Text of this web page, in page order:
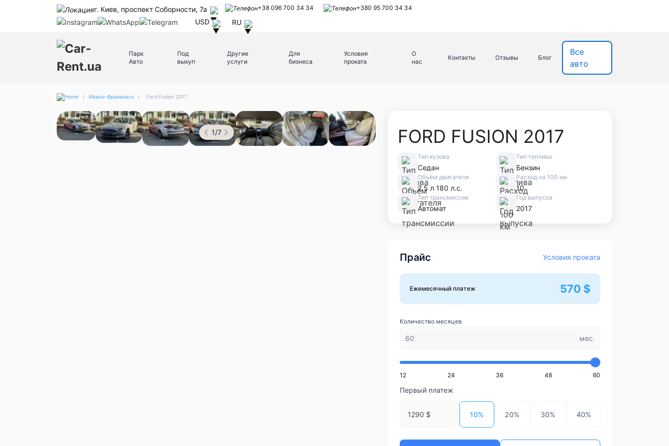
г. Киев, проспект Соборности, 7а +38 096 700 34 34 +380 95 700 34 34
USD RU
Парк
Авто
Под
выкуп
Другие
услуги
Для
бизнеса
Условия
проката
О
нас
Контакты Отзывы Блог
Все
авто
/ Ивано-Франковск / Ford Fusion 2017
1/7 FORD FUSION 2017
Тип кузова
Седан
Тип топлива
Бензин
Объём двигателя
2.5 л 180 л.с.
Расход на 100 км
10
Тип трансмиссии
Автомат
Год выпуска
2017
Прайс Условия проката
Ежемесячный платеж 570 $
Количество месяцев
мес.
12 24 36 48 60
Первый платеж
1290 $ 10% 20% 30% 40%